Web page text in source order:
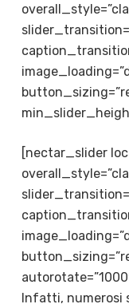
[nectar_slider
Infatti, numerosi